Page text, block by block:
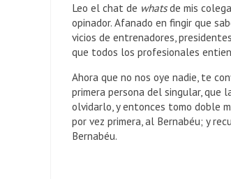
Leo el chat de whatsde mis
opinador. Afanado en fingir que
vicios de entrenadores,
que todos los profesionales
Ahora que no nos oye nadie, te
primera persona del singular, que
olvidarlo, y entonces tomo doble
por vez primera, al Bernabéu; y
Bernabéu.